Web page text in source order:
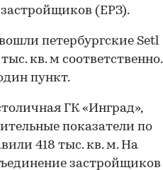
(ЕРЗ).
петербургские Setl
кв. м соответственно.
пункт.
ГК «Инград»,
показатели по
418 тыс. кв. м. На
застройщиков